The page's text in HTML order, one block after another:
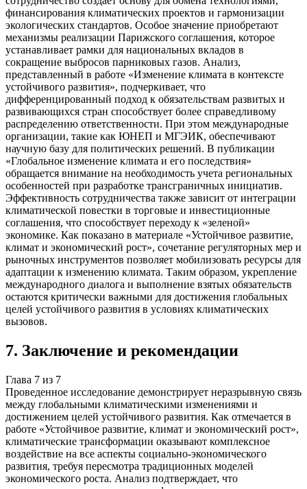
финансирования климатических проектов и гармонизации
экологических стандартов. Особое значение приобретают
механизмы реализации Парижского соглашения, которое
устанавливает рамки для национальных вкладов в
сокращение выбросов парниковых газов. Анализ,
представленный в работе «Изменение климата в контексте
устойчивого развития», подчеркивает, что
дифференцированный подход к обязательствам развитых и
развивающихся стран способствует более справедливому
распределению ответственности. При этом международные
организации, такие как ЮНЕП и МГЭИК, обеспечивают
научную базу для политических решений. В публикации
«Глобальное изменение климата и его последствия»
обращается внимание на необходимость учета региональных
особенностей при разработке трансграничных инициатив.
Эффективность сотрудничества также зависит от интеграции
климатической повестки в торговые и инвестиционные
соглашения, что способствует переходу к «зеленой»
экономике. Как показано в материале «Устойчивое развитие,
климат и экономический рост», сочетание регуляторных мер и
рыночных инструментов позволяет мобилизовать ресурсы для
адаптации к изменению климата. Таким образом, укрепление
международного диалога и выполнение взятых обязательств
остаются критически важными для достижения глобальных
целей устойчивого развития в условиях климатических
вызовов.
7. Заключение и рекомендации
Глава 7 из 7
Проведенное исследование демонстрирует неразрывную связь
между глобальными климатическими изменениями и
достижением целей устойчивого развития. Как отмечается в
работе «Устойчивое развитие, климат и экономический рост»,
климатические трансформации оказывают комплексное
воздействие на все аспекты социально-экономического
развития, требуя пересмотра традиционных моделей
экономического роста. Анализ подтверждает, что